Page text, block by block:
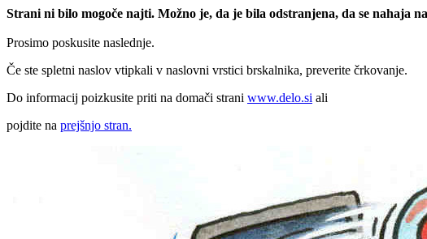
Strani ni bilo mogoče najti. Možno je, da je bila odstranjena, da se nahaja
Prosimo poskusite naslednje.
Če ste spletni naslov vtipkali v naslovni vrstici brskalnika, preverite črkovanje.
Do informacij poizkusite priti na domači strani www.delo.si ali
pojdite na prejšnjo stran.